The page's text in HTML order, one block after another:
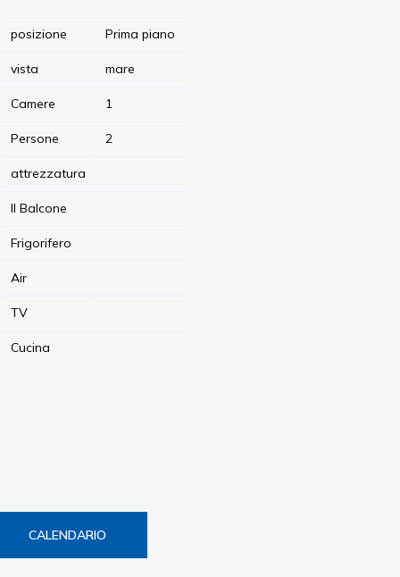
posizione Prima piano
vista mare
Camere 1
Persone 2
attrezzatura
Il Balcone
Frigorifero
Air
TV
Cucina
CALENDARIO